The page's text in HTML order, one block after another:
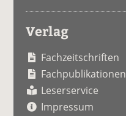
Verlag
Fachzeitschriften
Fachpublikationen
Leserservice
Impressum